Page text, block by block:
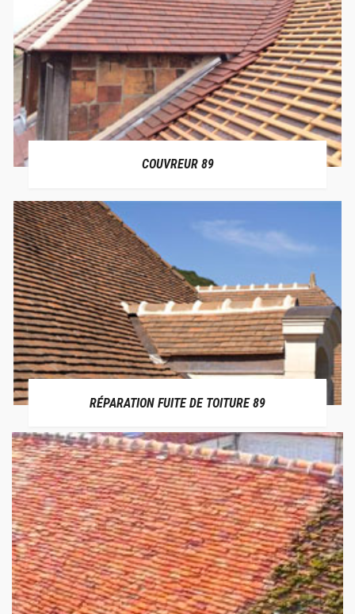
COUVREUR 89
RÉPARATION FUITE DE TOITURE 89